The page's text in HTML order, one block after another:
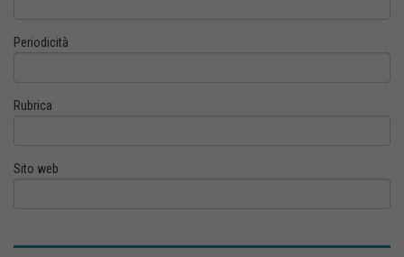
Periodicità
Rubrica
Sito web